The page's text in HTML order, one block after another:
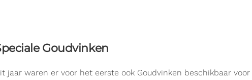
Goudvinken
jaar waren er voor het eerste ook Goudvinken beschikbaar